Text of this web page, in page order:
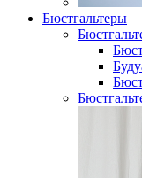
Бюстгальтеры